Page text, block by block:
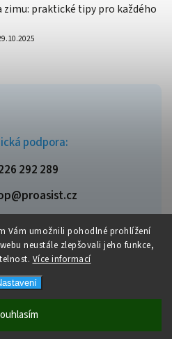
Vám umožnili pohodlné prohlížení
neustále zlepšovali jeho funkce,
Více informací
nad 1 999 Kč.
podpora:
292 289
praktické tipy pro každého
. Všechna práva vyhrazena.
| Design